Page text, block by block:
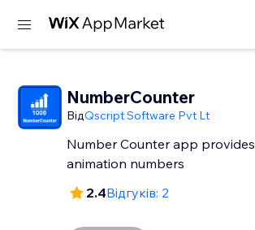
NumberCounter
ВідQscript Software Pvt Lt
Number Counter app provides
2.4Відгуків: 2